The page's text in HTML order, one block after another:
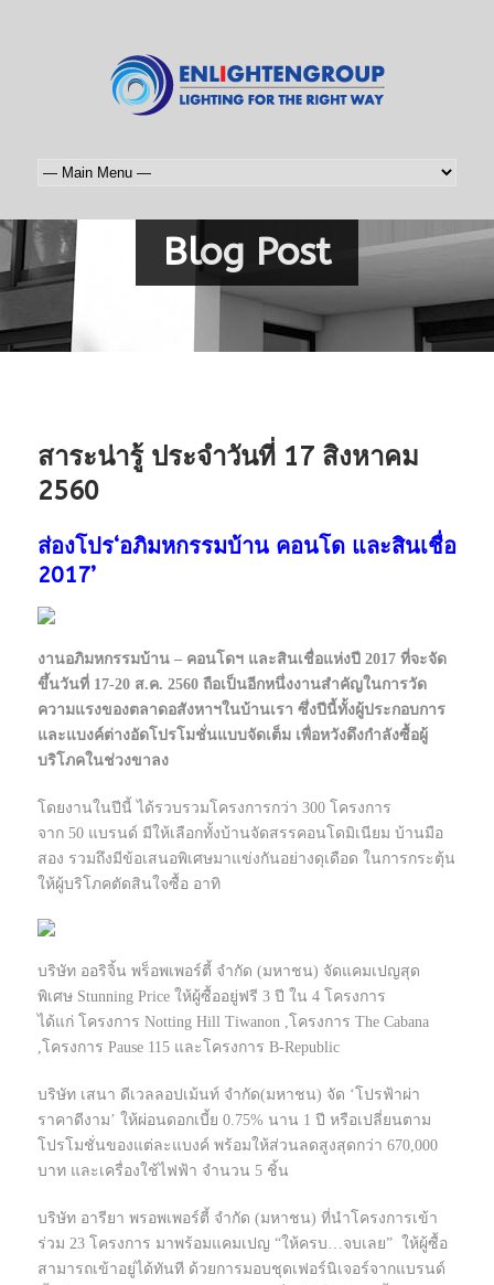
Blog Post
สาระน่ารู้ ประจำวันที่ 17 สิงหาคม
2560
ส่องโปร‘อภิมหกรรมบ้าน คอนโด และสินเชื่อ
2017’
งานอภิมหกรรมบ้าน – คอนโดฯ และสินเชื่อแห่งปี 2017 ที่จะจัด
ขึ้นวันที่ 17-20 ส.ค. 2560 ถือเป็นอีกหนึ่งงานสำคัญในการวัด
ความแรงของตลาดอสังหาฯในบ้านเรา ซึ่งปีนี้ทั้งผู้ประกอบการ
และแบงค์ต่างอัดโปรโมชั่นแบบจัดเต็ม เพื่อหวังดึงกำลังซื้อผู้
บริโภคในช่วงขาลง
โดยงานในปีนี้ ได้รวบรวมโครงการกว่า 300 โครงการ
จาก 50 แบรนด์ มีให้เลือกทั้งบ้านจัดสรรคอนโดมิเนียม บ้านมือ
สอง รวมถึงมีข้อเสนอพิเศษมาแข่งกันอย่างดุเดือด ในการกระตุ้น
ให้ผู้บริโภคตัดสินใจซื้อ อาทิ
บริษัท ออริจิ้น พร็อพเพอร์ตี้ จำกัด (มหาชน) จัดแคมเปญสุด
พิเศษ Stunning Price ให้ผู้ซื้ออยู่ฟรี 3 ปี ใน 4 โครงการ
ได้แก่ โครงการ Notting Hill Tiwanon ,โครงการ The Cabana
,โครงการ Pause 115 และโครงการ B-Republic
บริษัท เสนา ดีเวลลอปเม้นท์ จำกัด(มหาชน) จัด ‘โปรฟ้าผ่า
ราคาดีงาม’ ให้ผ่อนดอกเบี้ย 0.75% นาน 1 ปี หรือเปลี่ยนตาม
โปรโมชั่นของแต่ละแบงค์ พร้อมให้ส่วนลดสูงสุดกว่า 670,000
บาท และเครื่องใช้ไฟฟ้า จำนวน 5 ชิ้น
บริษัท อารียา พรอพเพอร์ตี้ จำกัด (มหาชน) ที่นำโครงการเข้า
ร่วม 23 โครงการ มาพร้อมแคมเปญ “ให้ครบ…จบเลย” ให้ผู้ซื้อ
สามารถเข้าอยู่ได้ทันที ด้วยการมอบชุดเฟอร์นิเจอร์จากแบรนด์